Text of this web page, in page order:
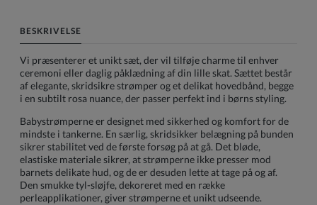
BESKRIVELSE
Vi præsenterer et unikt sæt, der vil tilføje charme til enhver
ceremoni eller daglig påklædning af din lille skat. Sættet består
af elegante, skridsikre strømper og et delikat hovedbånd, begge
i en subtilt rosa nuance, der passer perfekt ind i børns styling.
Babystrømperne er designet med sikkerhed og komfort for de
mindste i tankerne. En særlig, skridsikker belægning på bunden
sikrer stabilitet ved de første forsøg på at gå. Det bløde,
elastiske materiale sikrer, at strømperne ikke presser mod
barnets delikate hud, og de er desuden lette at tage på og af.
Den smukke tyl-sløjfe, dekoreret med en række
perleapplikationer, giver strømperne et unikt udseende.